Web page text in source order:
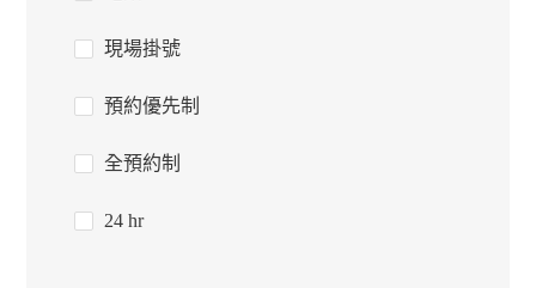
現場掛號
預約優先制
全預約制
24 hr